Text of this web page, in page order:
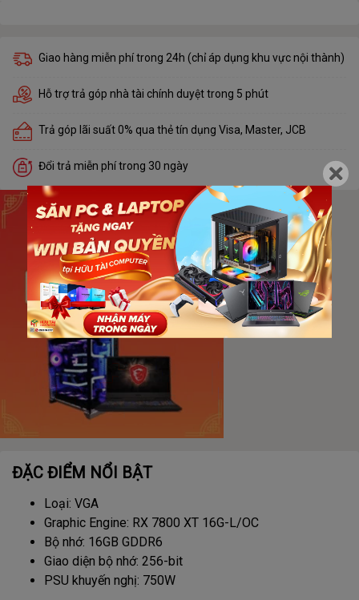
Giao hàng miễn phí trong 24h (chỉ áp dụng khu vực nội thành)
Hỗ trợ trả góp nhà tài chính duyệt trong 5 phút
Trả góp lãi suất 0% qua thẻ tín dụng Visa, Master, JCB
Đổi trả miễn phí trong 30 ngày
ĐẶC ĐIỂM NỔI BẬT
Loại: VGA
Graphic Engine: RX 7800 XT 16G-L/OC
Bộ nhớ: 16GB GDDR6
Giao diện bộ nhớ: 256-bit
PSU khuyến nghị: 750W